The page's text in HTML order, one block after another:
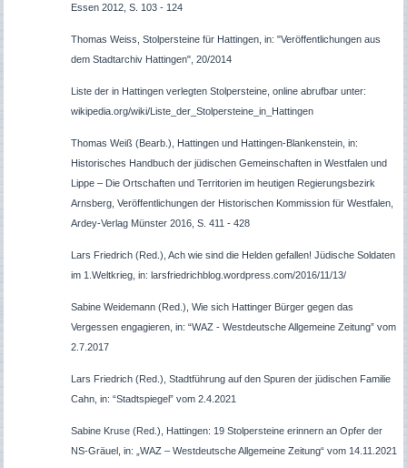
Essen 2012, S. 103 - 124
Thomas Weiss, Stolpersteine für Hattingen, in: "Veröffentlichungen aus
dem Stadtarchiv Hattingen", 20/2014
Liste der in Hattingen verlegten Stolpersteine, online abrufbar unter:
wikipedia.org/wiki/Liste_der_Stolpersteine_in_Hattingen
Thomas Weiß (Bearb.), Hattingen und Hattingen-Blankenstein, in:
Historisches Handbuch der jüdischen Gemeinschaften in Westfalen und
Lippe – Die Ortschaften und Territorien im heutigen Regierungsbezirk
Arnsberg, Veröffentlichungen der Historischen Kommission für Westfalen,
Ardey-Verlag Münster 2016, S. 411 - 428
Lars Friedrich (Red.), Ach wie sind die Helden gefallen! Jüdische Soldaten
im 1.Weltkrieg, in: larsfriedrichblog.wordpress.com/2016/11/13/
Sabine Weidemann (Red.), Wie sich Hattinger Bürger gegen das
Vergessen engagieren, in: “WAZ - Westdeutsche Allgemeine Zeitung” vom
2.7.2017
Lars Friedrich (Red.), Stadtführung auf den Spuren der jüdischen Familie
Cahn, in: “Stadtspiegel” vom 2.4.2021
Sabine Kruse (Red.), Hattingen: 19 Stolpersteine erinnern an Opfer der
NS-Gräuel, in: „WAZ – Westdeutsche Allgemeine Zeitung“ vom 14.11.2021